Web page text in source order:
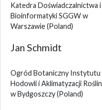
Katedra Doświadczalnictwa i
Bioinformatyki SGGW w
Warszawie(Poland)
Jan Schmidt
Ogród Botaniczny Instytutu
Hodowli i Aklimatyzacji Roślin
w Bydgoszczy(Poland)